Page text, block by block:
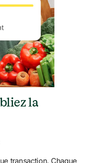
la
transaction. Chaque